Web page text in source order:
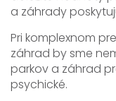
a záhrady
Pri komplexnom
záhrad by sme
parkov a záhrad
psychické.